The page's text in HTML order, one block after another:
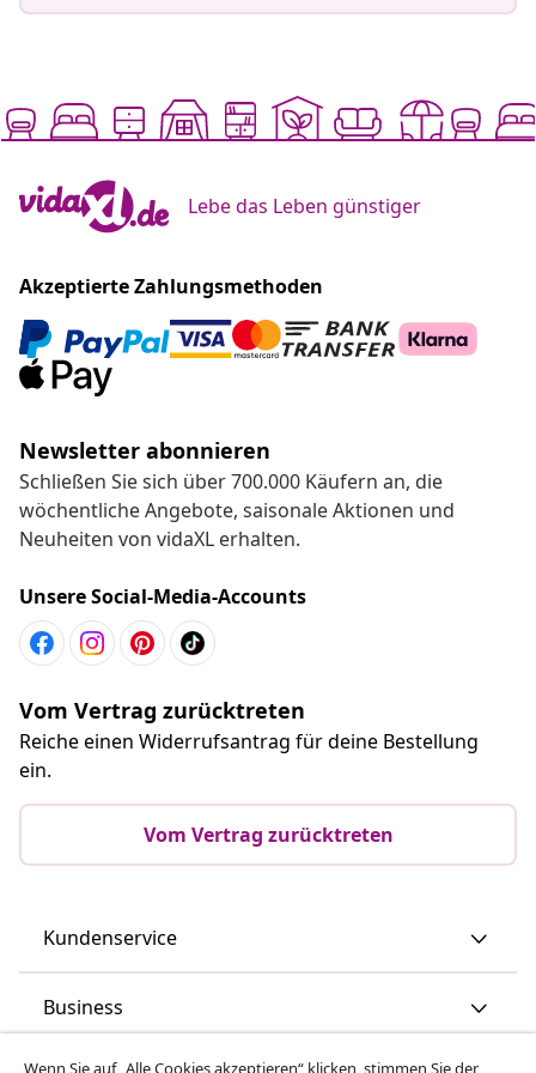
Lebe das Leben günstiger
Akzeptierte Zahlungsmethoden
Newsletter abonnieren
Schließen Sie sich über 700.000 Käufern an, die
wöchentliche Angebote, saisonale Aktionen und
Neuheiten von vidaXL erhalten.
Unsere Social-Media-Accounts
Vom Vertrag zurücktreten
Reiche einen Widerrufsantrag für deine Bestellung
ein.
Vom Vertrag zurücktreten
Kundenservice
Business
Wenn Sie auf „Alle Cookies akzeptieren“ klicken, stimmen Sie der